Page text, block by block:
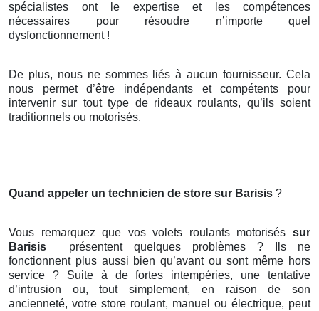
spécialistes ont le expertise et les compétences
nécessaires pour résoudre n’importe quel
dysfonctionnement !
De plus, nous ne sommes liés à aucun fournisseur. Cela
nous permet d’être indépendants et compétents pour
intervenir sur tout type de rideaux roulants, qu’ils soient
traditionnels ou motorisés.
Quand appeler un technicien de store sur Barisis ?
Vous remarquez que vos volets roulants motorisés sur
Barisis
présentent quelques problèmes ? Ils ne
fonctionnent plus aussi bien qu’avant ou sont même hors
service ? Suite à de fortes intempéries, une tentative
d’intrusion ou, tout simplement, en raison de son
ancienneté, votre store roulant, manuel ou électrique, peut